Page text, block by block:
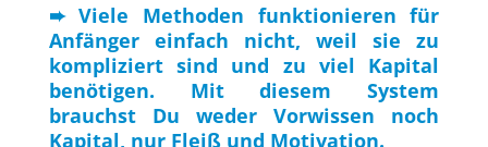
➨ Viele Methoden funktionieren für
Anfänger einfach nicht, weil sie zu
kompliziert sind und zu viel Kapital
benötigen. Mit diesem System
brauchst Du weder Vorwissen noch
Kapital, nur Fleiß und Motivation.